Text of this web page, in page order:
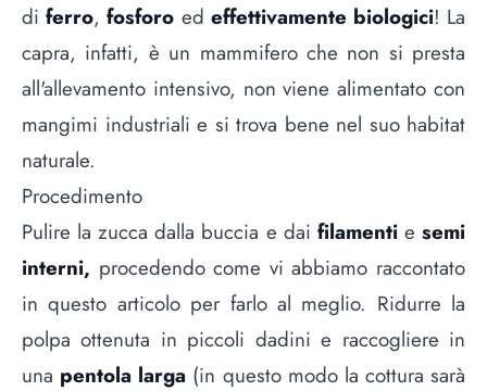
diferro,fosforo ed effettivamente biologici! La
capra, infatti, è un mammifero che non si presta
all'allevamento intensivo, non viene alimentato con
mangimi industriali e si trova bene nel suo habitat
naturale.
Procedimento
Pulire la zucca dalla buccia e dai filamentiesemi
interni, procedendo come vi abbiamo raccontato
in questo articolo per farlo al meglio. Ridurre la
polpa ottenuta in piccoli dadini e raccogliere in
una pentola larga (in questo modo la cottura sarà